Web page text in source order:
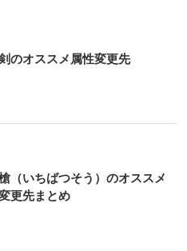
のオススメ属性変更先
（いちばつそう）のオススメ
更先まとめ